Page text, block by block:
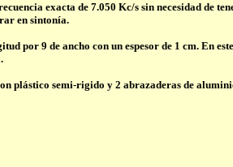
exacta de 7.050 Kc/s sin necesidad de
en sintonía.
por 9 de ancho con un espesor de 1 cm. En
plástico semi-rigido y 2 abrazaderas de